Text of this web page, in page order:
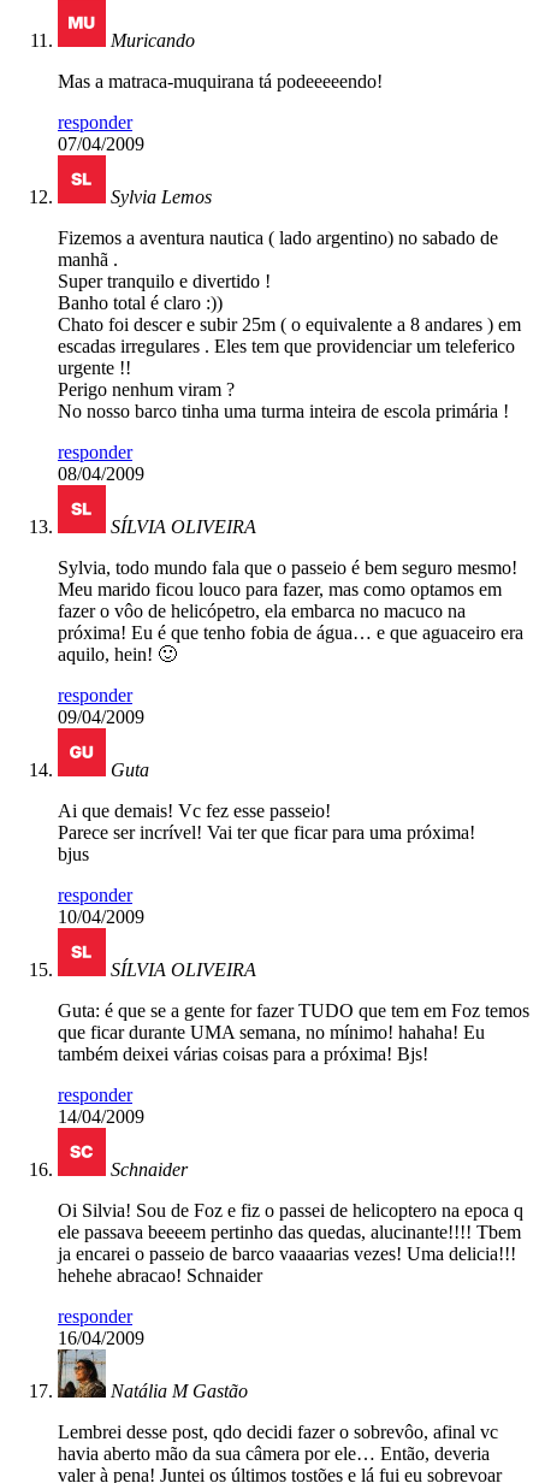
Muricando
Mas a matraca-muquirana tá podeeeeendo!
responder
07/04/2009
Sylvia Lemos
Fizemos a aventura nautica ( lado argentino) no sabado de
manhã .
Super tranquilo e divertido !
Banho total é claro :))
Chato foi descer e subir 25m ( o equivalente a 8 andares ) em
escadas irregulares . Eles tem que providenciar um teleferico
urgente !!
Perigo nenhum viram ?
No nosso barco tinha uma turma inteira de escola primária !
responder
08/04/2009
SÍLVIA OLIVEIRA
Sylvia, todo mundo fala que o passeio é bem seguro mesmo!
Meu marido ficou louco para fazer, mas como optamos em
fazer o vôo de helicópetro, ela embarca no macuco na
próxima! Eu é que tenho fobia de água… e que aguaceiro era
aquilo, hein! 🙂
responder
09/04/2009
Guta
Ai que demais! Vc fez esse passeio!
Parece ser incrível! Vai ter que ficar para uma próxima!
bjus
responder
10/04/2009
SÍLVIA OLIVEIRA
Guta: é que se a gente for fazer TUDO que tem em Foz temos
que ficar durante UMA semana, no mínimo! hahaha! Eu
também deixei várias coisas para a próxima! Bjs!
responder
14/04/2009
Schnaider
Oi Silvia! Sou de Foz e fiz o passei de helicoptero na epoca q
ele passava beeeem pertinho das quedas, alucinante!!!! Tbem
ja encarei o passeio de barco vaaaarias vezes! Uma delicia!!!
hehehe abracao! Schnaider
responder
16/04/2009
Natália M Gastão
Lembrei desse post, qdo decidi fazer o sobrevôo, afinal vc
havia aberto mão da sua câmera por ele… Então, deveria
valer à pena! Juntei os últimos tostões e lá fui eu sobrevoar